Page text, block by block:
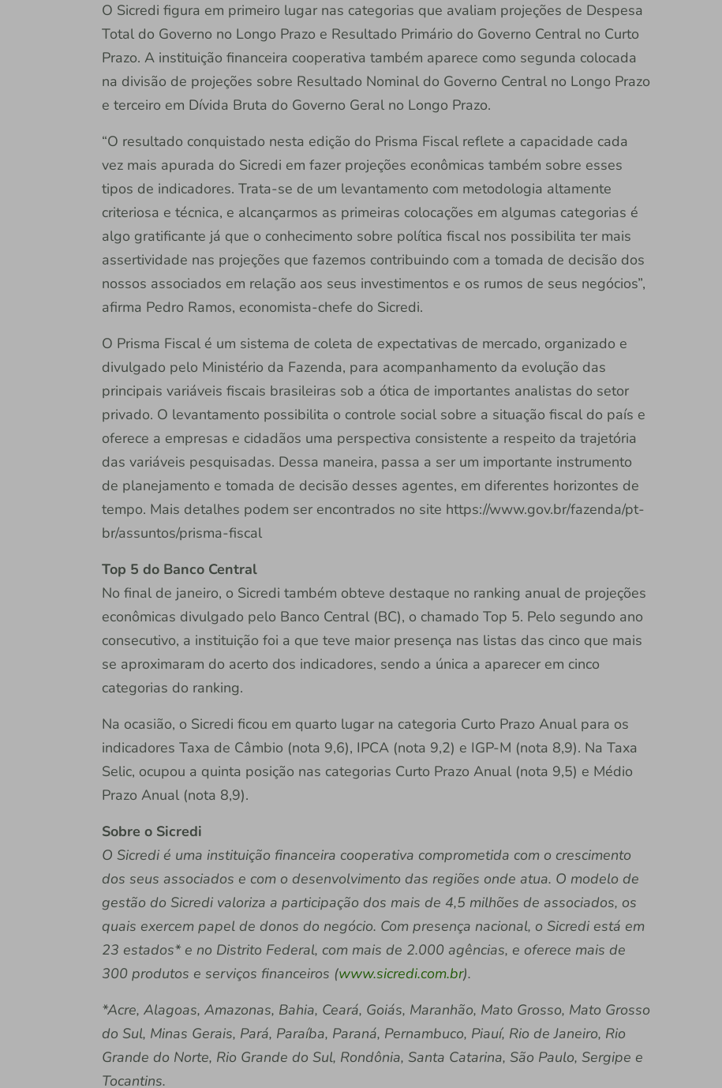
O Sicredi figura em primeiro lugar nas categorias que avaliam projeções de Despesa
Total do Governo no Longo Prazo e Resultado Primário do Governo Central no Curto
Prazo. A instituição financeira cooperativa também aparece como segunda colocada
na divisão de projeções sobre Resultado Nominal do Governo Central no Longo Prazo
e terceiro em Dívida Bruta do Governo Geral no Longo Prazo.
“O resultado conquistado nesta edição do Prisma Fiscal reflete a capacidade cada
vez mais apurada do Sicredi em fazer projeções econômicas também sobre esses
tipos de indicadores. Trata-se de um levantamento com metodologia altamente
criteriosa e técnica, e alcançarmos as primeiras colocações em algumas categorias é
algo gratificante já que o conhecimento sobre política fiscal nos possibilita ter mais
assertividade nas projeções que fazemos contribuindo com a tomada de decisão dos
nossos associados em relação aos seus investimentos e os rumos de seus negócios”,
afirma Pedro Ramos, economista-chefe do Sicredi.
O Prisma Fiscal é um sistema de coleta de expectativas de mercado, organizado e
divulgado pelo Ministério da Fazenda, para acompanhamento da evolução das
principais variáveis fiscais brasileiras sob a ótica de importantes analistas do setor
privado. O levantamento possibilita o controle social sobre a situação fiscal do país e
oferece a empresas e cidadãos uma perspectiva consistente a respeito da trajetória
das variáveis pesquisadas. Dessa maneira, passa a ser um importante instrumento
de planejamento e tomada de decisão desses agentes, em diferentes horizontes de
tempo. Mais detalhes podem ser encontrados no site https://www.gov.br/fazenda/pt-
br/assuntos/prisma-fiscal
Top 5 do Banco Central
No final de janeiro, o Sicredi também obteve destaque no ranking anual de projeções
econômicas divulgado pelo Banco Central (BC), o chamado Top 5. Pelo segundo ano
consecutivo, a instituição foi a que teve maior presença nas listas das cinco que mais
se aproximaram do acerto dos indicadores, sendo a única a aparecer em cinco
categorias do ranking.
Na ocasião, o Sicredi ficou em quarto lugar na categoria Curto Prazo Anual para os
indicadores Taxa de Câmbio (nota 9,6), IPCA (nota 9,2) e IGP-M (nota 8,9). Na Taxa
Selic, ocupou a quinta posição nas categorias Curto Prazo Anual (nota 9,5) e Médio
Prazo Anual (nota 8,9).
Sobre o Sicredi
O Sicredi é uma instituição financeira cooperativa comprometida com o crescimento
dos seus associados e com o desenvolvimento das regiões onde atua. O modelo de
gestão do Sicredi valoriza a participação dos mais de 4,5 milhões de associados, os
quais exercem papel de donos do negócio. Com presença nacional, o Sicredi está em
23 estados* e no Distrito Federal, com mais de 2.000 agências, e oferece mais de
300 produtos e serviços financeiros (www.sicredi.com.br).
*Acre, Alagoas, Amazonas, Bahia, Ceará, Goiás, Maranhão, Mato Grosso, Mato Grosso
do Sul, Minas Gerais, Pará, Paraíba, Paraná, Pernambuco, Piauí, Rio de Janeiro, Rio
Grande do Norte, Rio Grande do Sul, Rondônia, Santa Catarina, São Paulo, Sergipe e
Tocantins.